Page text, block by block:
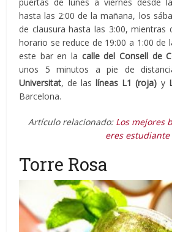
hasta las 2:00 de la mañana, los
de clausura hasta las 3:00, mientras
horario se reduce de 19:00 a 1:00 de
este bar en la calle del Consell de
unos 5 minutos a pie de
Universitat, de laslíneas L1 (roja) y
Barcelona.
Artículo relacionado: Los mejores
eres estudiante
Torre Rosa